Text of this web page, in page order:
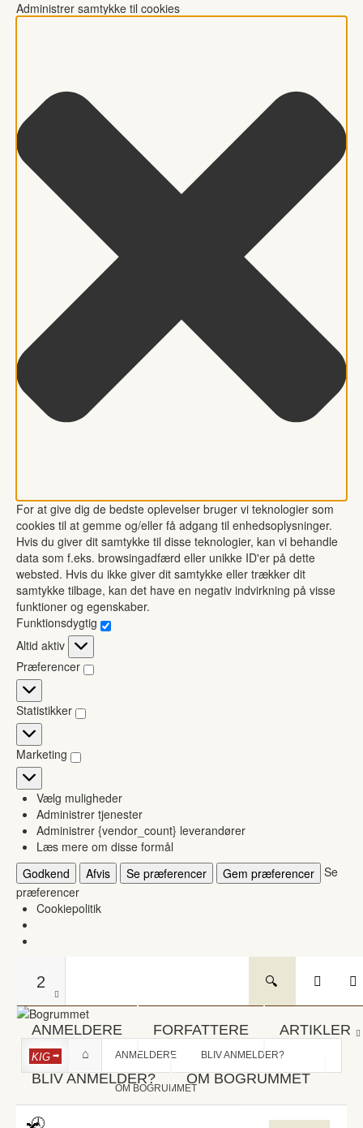
Administrer samtykke til cookies
For at give dig de bedste oplevelser bruger vi teknologier som
cookies til at gemme og/eller få adgang til enhedsoplysninger.
Hvis du giver dit samtykke til disse teknologier, kan vi behandle
data som f.eks. browsingadfærd eller unikke ID'er på dette
websted. Hvis du ikke giver dit samtykke eller trækker dit
samtykke tilbage, kan det have en negativ indvirkning på visse
funktioner og egenskaber.
Funktionsdygtig
Funktionsdygtig
Altid aktiv
Præferencer
Præferencer
Statistikker
Statistikker
Marketing
Marketing
Vælg muligheder
Administrer tjenester
Administrer {vendor_count} leverandører
Læs mere om disse formål
Godkend
Afvis Se præferencer Gem præferencer Se
præferencer
Cookiepolitik
2
ANMELDERE FORFATTERE ARTIKLER
BLIV ANMELDER? OM BOGRUMMET
KIG ANMELDERE BLIV ANMELDER?
OM BOGRUMMET